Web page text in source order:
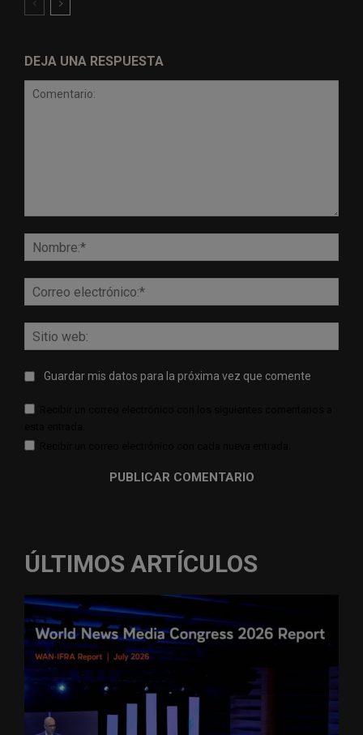
DEJA UNA RESPUESTA
Guardar mis datos para la próxima vez que comente
ÚLTIMOS ARTÍCULOS